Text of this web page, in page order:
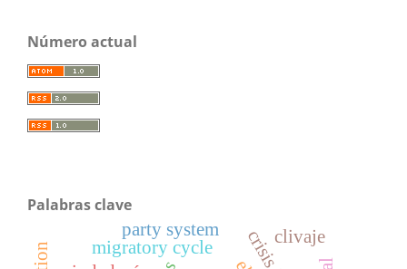
Número actual
Palabras clave
migratory cycle clivaje
party system